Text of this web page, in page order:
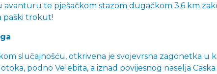
avanturu te pješačkom stazom dugačkom 3,6 km
paški trokut!
slučajnošću, otkrivena je svojevrsna zagonetka u
podno Velebita, a iznad povijesnog naselja